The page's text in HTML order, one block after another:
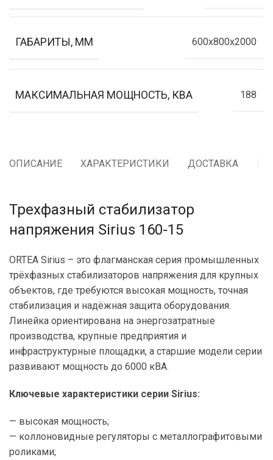
ГАБАРИТЫ, ММ 600x800x2000
МАКСИМАЛЬНАЯ МОЩНОСТЬ, КВА 188
ОПИСАНИЕ ХАРАКТЕРИСТИКИ ДОСТАВКА
Трехфазный стабилизатор
напряжения Sirius 160-15
ORTEA Sirius – это флагманская серия промышленных
трёхфазных стабилизаторов напряжения для крупных
объектов, где требуются высокая мощность, точная
стабилизация и надёжная защита оборудования.
Линейка ориентирована на энергозатратные
производства, крупные предприятия и
инфраструктурные площадки, а старшие модели серии
развивают мощность до 6000 кВА.
Ключевые характеристики серии Sirius:
— высокая мощность;
— коллоновидные регуляторы с металлографитовыми
роликами;